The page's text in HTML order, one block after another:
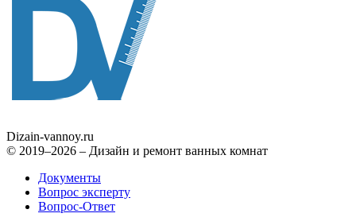
Dizain-vannoy.ru
© 2019–2026 – Дизайн и ремонт ванных комнат
Документы
Вопрос эксперту
Вопрос-Ответ